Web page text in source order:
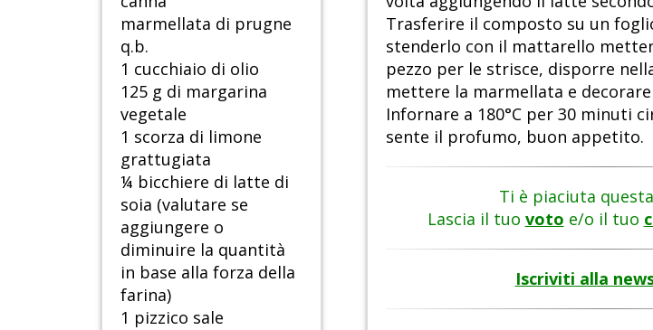
marmellata di prugne
q.b.
1 cucchiaio di olio
125 g di margarina
vegetale
1 scorza di limone
grattugiata
¼ bicchiere di latte di
soia (valutare se
aggiungere o
diminuire la quantità
in base alla forza della
farina)
1 pizzico sale
Trasferire il composto su un
stenderlo con il mattarello
pezzo per le strisce, disporre
mettere la marmellata e
Infornare a 180°C per 30 minuti
sente il profumo, buon appetito.
Ti è piaciuta
Lascia il tuo voto e/o il tuo
Iscriviti alla